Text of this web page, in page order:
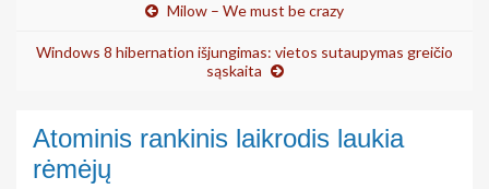
Milow – We must be crazy
Windows 8 hibernation išjungimas: vietos sutaupymas greičio
sąskaita
Atominis rankinis laikrodis laukia
rėmėjų